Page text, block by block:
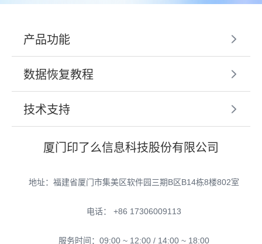
产品功能
数据恢复教程
技术支持
厦门印了么信息科技股份有限公司
地址：福建省厦门市集美区软件园三期B区B14栋8楼802室
电话： +86 17306009113
服务时间：09:00 ~ 12:00 / 14:00 ~ 18:00